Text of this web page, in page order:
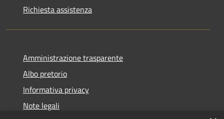
Richiesta assistenza
Amministrazione trasparente
Albo pretorio
Informativa privacy
Note legali